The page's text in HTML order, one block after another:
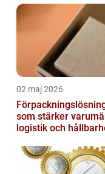
02 maj 2026
som stärker
logistik och